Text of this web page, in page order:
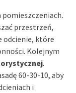
pomieszczeniach.
przestrzeń,
odcienie, które
Kolejnym
.
60-30-10, aby
i